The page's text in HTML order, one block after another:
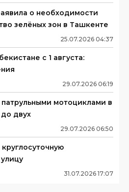
о необходимости
зелёных зон в Ташкенте
25.07.2026 04:37
с 1 августа:
29.07.2026 06:19
мотоциклами в
двух
29.07.2026 06:50
31.07.2026 17:07